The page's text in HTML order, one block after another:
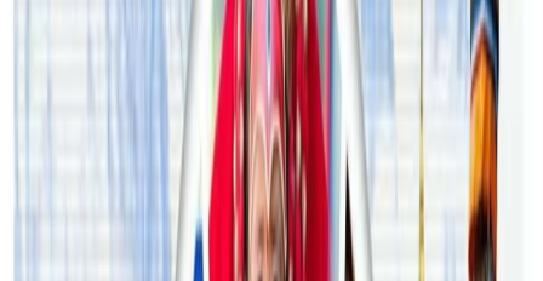
सम्बन्धित समाचार
अष्ट्रेलियामा नर्सको तलब पाँचौं पटक वृद्धि
अस्ट्रेलियामा विवाह घट्यो, बढ्यो सम्बन्धविच्छेद